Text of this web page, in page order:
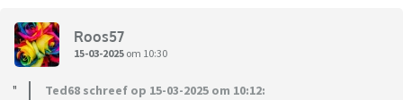
Roos57
15-03-2025 om 10:30
Ted68 schreef op 15-03-2025 om 10:12: